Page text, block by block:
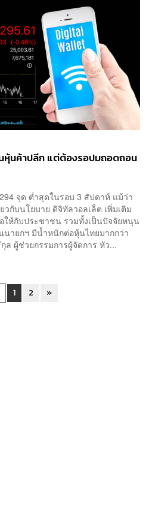
หุ้นค้าปลีก แต่ต้องรอปมถอดถอน
จุด ต่ำสุดในรอบ 3 สัปดาห์ แม้ว่า
กับนโยบาย ดิจิทัลวอลเล็ต เพิ่มเติม
ให้กับประชาชน รวมทั้งเป็นปัจจัยหนุน
ยกฯ มีน้ำหนักต่อหุ้นไทยมากกว่า
ผู้ช่วยกรรมการผู้จัดการ หัว...
1 2 »